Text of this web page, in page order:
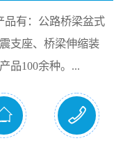
有：公路桥梁盆式
支座、桥梁伸缩装
品100余种。...
